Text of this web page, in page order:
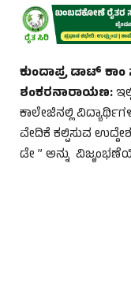
ಕುಂದಾಪ್ರ ಡಾಟ್‌ ಕಾಂ
ಶಂಕರನಾರಾಯಣ:
ಕಾಲೇಜಿನಲ್ಲಿ
ವೇದಿಕೆ ಕಲ್ಪಿಸುವ
ಡೇ ” ಅನ್ನು